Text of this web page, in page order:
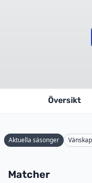
Översikt
Aktuella säsonger
Matcher